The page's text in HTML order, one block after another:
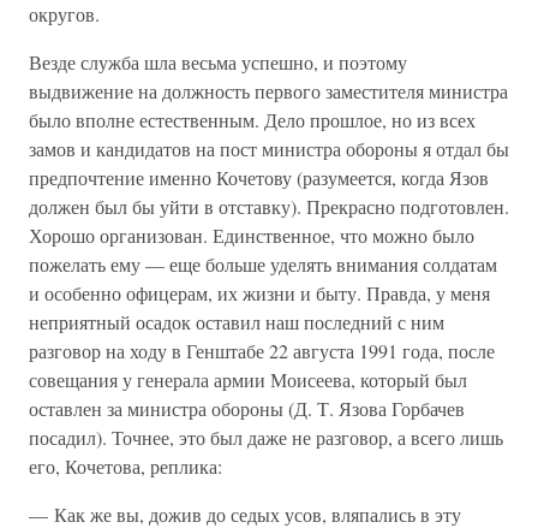
округов.
Везде служба шла весьма успешно, и поэтому
выдвижение на должность первого заместителя министра
было вполне естественным. Дело прошлое, но из всех
замов и кандидатов на пост министра обороны я отдал бы
предпочтение именно Кочетову (разумеется, когда Язов
должен был бы уйти в отставку). Прекрасно подготовлен.
Хорошо организован. Единственное, что можно было
пожелать ему — еще больше уделять внимания солдатам
и особенно офицерам, их жизни и быту. Правда, у меня
неприятный осадок оставил наш последний с ним
разговор на ходу в Генштабе 22 августа 1991 года, после
совещания у генерала армии Моисеева, который был
оставлен за министра обороны (Д. Т. Язова Горбачев
посадил). Точнее, это был даже не разговор, а всего лишь
его, Кочетова, реплика:
— Как же вы, дожив до седых усов, вляпались в эту